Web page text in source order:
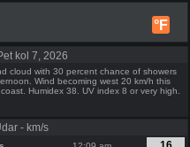
°F
kol 7, 2026
cloud with 30 percent chance of showers
Wind becoming west 20 km/h this
Humidex 38. UV index 8 or very high.
- km/s